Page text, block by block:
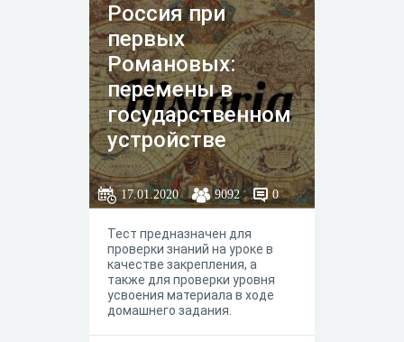
Россия при
первых
Романовых:
перемены в
государственном
устройстве
17.01.2020 9092 0
Тест предназначен для
проверки знаний на уроке в
качестве закрепления, а
также для проверки уровня
усвоения материала в ходе
домашнего задания.